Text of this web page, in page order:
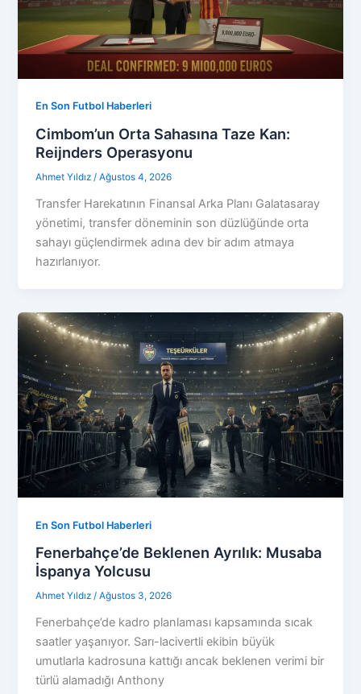
En Son Futbol Haberleri
Cimbom’un Orta Sahasına Taze Kan:
Reijnders Operasyonu
Ahmet Yıldız/Ağustos 4, 2026
Transfer Harekatının Finansal Arka Planı Galatasaray
yönetimi, transfer döneminin son düzlüğünde orta
sahayı güçlendirmek adına dev bir adım atmaya
hazırlanıyor.
En Son Futbol Haberleri
Fenerbahçe’de Beklenen Ayrılık: Musaba
İspanya Yolcusu
Ahmet Yıldız/Ağustos 3, 2026
Fenerbahçe’de kadro planlaması kapsamında sıcak
saatler yaşanıyor. Sarı-lacivertli ekibin büyük
umutlarla kadrosuna kattığı ancak beklenen verimi bir
türlü alamadığı Anthony